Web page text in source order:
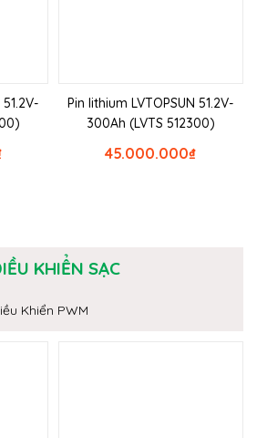
Pin lithium LVTOPSUN 51.2V-
300Ah (LVTS 512300)
₫
45.000.000
KHIỂN SẠC
Khiển PWM